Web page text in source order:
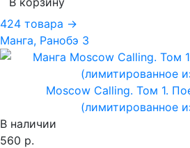
424 товара →
Манга, Ранобэ 3
Moscow Calling. Том 1.
(лимитированное
В наличии
560 р.